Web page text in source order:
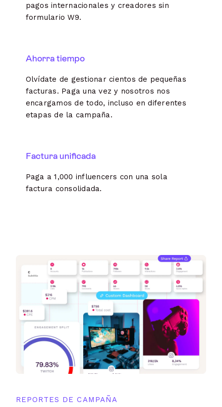
pagos internacionales y creadores sin
formulario W9.
Ahorra tiempo
Olvídate de gestionar cientos de pequeñas
facturas. Paga una vez y nosotros nos
encargamos de todo, incluso en diferentes
etapas de la campaña.
Factura unificada
Paga a 1,000 influencers con una sola
factura consolidada.
REPORTES DE CAMPAÑA